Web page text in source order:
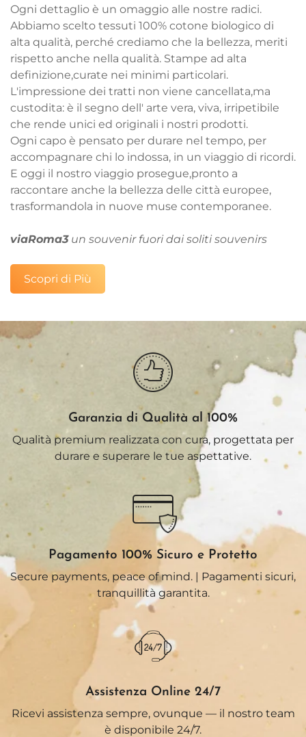
Ogni dettaglio è un omaggio alle nostre radici.
Abbiamo scelto tessuti 100% cotone biologico di
alta qualità, perché crediamo che la bellezza, meriti
rispetto anche nella qualità. Stampe ad alta
definizione,curate nei minimi particolari.
L'impressione dei tratti non viene cancellata,ma
custodita: è il segno dell' arte vera, viva, irripetibile
che rende unici ed originali i nostri prodotti.
Ogni capo è pensato per durare nel tempo, per
accompagnare chi lo indossa, in un viaggio di ricordi.
E oggi il nostro viaggio prosegue,pronto a
raccontare anche la bellezza delle città europee,
trasformandola in nuove muse contemporanee.
viaRoma3un souvenir fuori dai soliti souvenirs
Scopri di Più
Garanzia di Qualità al 100%
Qualità premium realizzata con cura, progettata per
durare e superare le tue aspettative.
Pagamento 100% Sicuro e Protetto
Secure payments, peace of mind. | Pagamenti sicuri,
tranquillità garantita.
Assistenza Online 24/7
Ricevi assistenza sempre, ovunque — il nostro team
è disponibile 24/7.